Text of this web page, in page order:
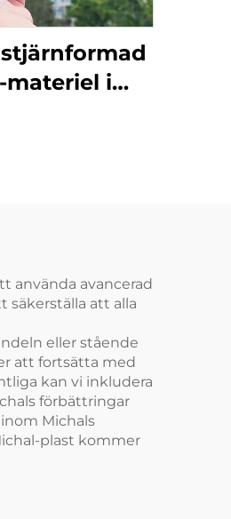
materiel i
använda avancerad
säkerställa att alla
eller stående
att fortsätta med
kan vi inkludera
förbättringar
Michals
plast kommer